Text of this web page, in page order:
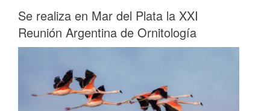
Se realiza en Mar del Plata la XXI
Reunión Argentina de Ornitología